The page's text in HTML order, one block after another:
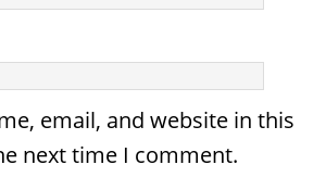
email, and website in this
next time I comment.